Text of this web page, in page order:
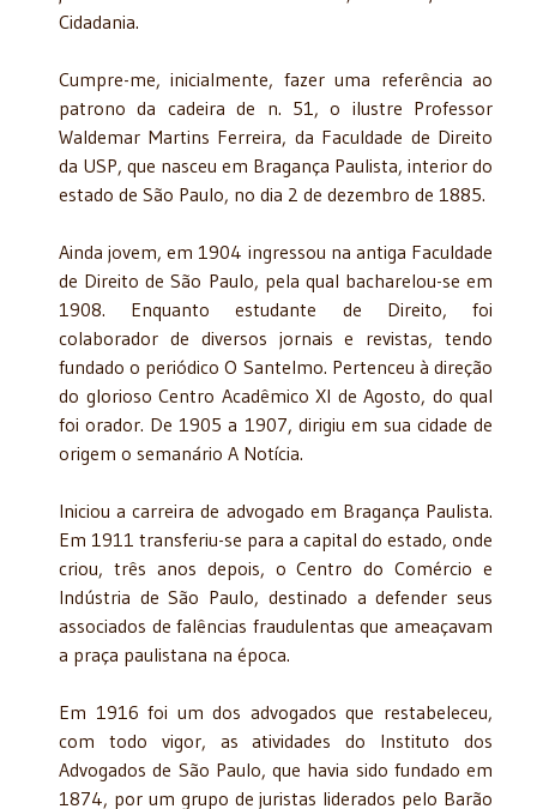
Cidadania.
Cumpre-me, inicialmente, fazer uma referência ao
patrono da cadeira de n. 51, o ilustre Professor
Waldemar Martins Ferreira, da Faculdade de Direito
da USP, que nasceu em Bragança Paulista, interior do
estado de São Paulo, no dia 2 de dezembro de 1885.
Ainda jovem, em 1904 ingressou na antiga Faculdade
de Direito de São Paulo, pela qual bacharelou-se em
1908. Enquanto estudante de Direito, foi
colaborador de diversos jornais e revistas, tendo
fundado o periódico O Santelmo. Pertenceu à direção
do glorioso Centro Acadêmico XI de Agosto, do qual
foi orador. De 1905 a 1907, dirigiu em sua cidade de
origem o semanário A Notícia.
Iniciou a carreira de advogado em Bragança Paulista.
Em 1911 transferiu-se para a capital do estado, onde
criou, três anos depois, o Centro do Comércio e
Indústria de São Paulo, destinado a defender seus
associados de falências fraudulentas que ameaçavam
a praça paulistana na época.
Em 1916 foi um dos advogados que restabeleceu,
com todo vigor, as atividades do Instituto dos
Advogados de São Paulo, que havia sido fundado em
1874, por um grupo de juristas liderados pelo Barão